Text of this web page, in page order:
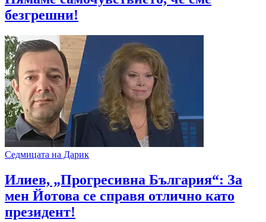
безгрешни!
Седмицата на Дарик
Илиев, „Прогресивна България“: За
мен Йотова се справя отлично като
президент!